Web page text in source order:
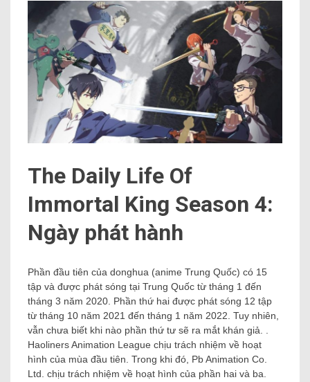
The Daily Life Of
Immortal King Season 4:
Ngày phát hành
Phần đầu tiên của donghua (anime Trung Quốc) có 15
tập và được phát sóng tại Trung Quốc từ tháng 1 đến
tháng 3 năm 2020. Phần thứ hai được phát sóng 12 tập
từ tháng 10 năm 2021 đến tháng 1 năm 2022. Tuy nhiên,
vẫn chưa biết khi nào phần thứ tư sẽ ra mắt khán giả. .
Haoliners Animation League chịu trách nhiệm về hoạt
hình của mùa đầu tiên. Trong khi đó, Pb Animation Co.
Ltd. chịu trách nhiệm về hoạt hình của phần hai và ba.